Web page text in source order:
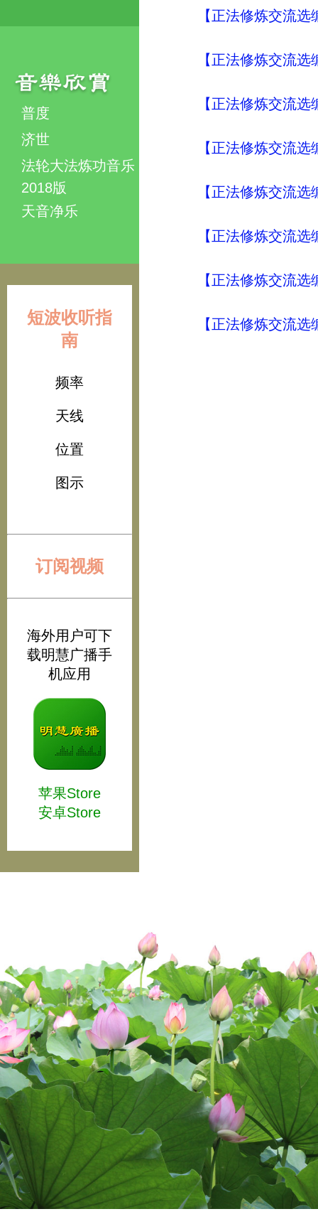
普度
济世
法轮大法炼功音乐
2018版
天音净乐
短波收听指
南
频率
天线
位置
图示
订阅视频
海外用户可下
载明慧广播手
机应用
苹果Store
安卓Store
【正法修炼交流
【正法修炼交流
【正法修炼交流
【正法修炼交流
【正法修炼交流
【正法修炼交流
【正法修炼交流
【正法修炼交流